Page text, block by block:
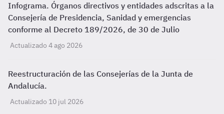
Infograma. Órganos directivos y entidades adscritas a la
Consejería de Presidencia, Sanidad y emergencias
conforme al Decreto 189/2026, de 30 de Julio
Actualizado 4 ago 2026
Reestructuración de las Consejerías de la Junta de
Andalucía.
Actualizado 10 jul 2026